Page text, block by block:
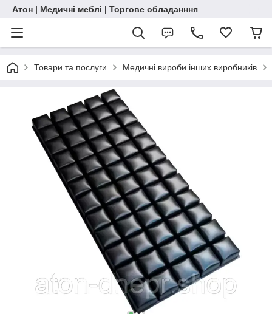
Атон | Медичні меблі | Торгове обладанння
Товари та послуги Медичні вироби інших виробників